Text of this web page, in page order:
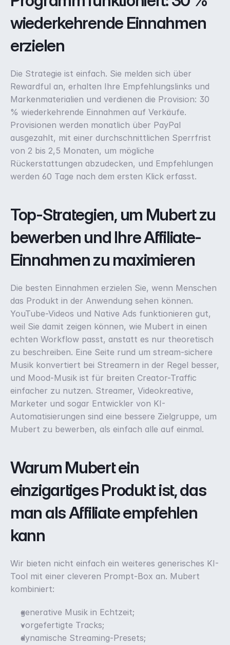
wiederkehrende Einnahmen
erzielen
Die Strategie ist einfach. Sie melden sich über
Rewardful an, erhalten Ihre Empfehlungslinks und
Markenmaterialien und verdienen die Provision: 30
% wiederkehrende Einnahmen auf Verkäufe.
Provisionen werden monatlich über PayPal
ausgezahlt, mit einer durchschnittlichen Sperrfrist
von 2 bis 2,5 Monaten, um mögliche
Rückerstattungen abzudecken, und Empfehlungen
werden 60 Tage nach dem ersten Klick erfasst.
Top-Strategien, um Mubert zu
bewerben und Ihre Affiliate-
Einnahmen zu maximieren
Die besten Einnahmen erzielen Sie, wenn Menschen
das Produkt in der Anwendung sehen können.
YouTube-Videos und Native Ads funktionieren gut,
weil Sie damit zeigen können, wie Mubert in einen
echten Workflow passt, anstatt es nur theoretisch
zu beschreiben. Eine Seite rund um stream-sichere
Musik konvertiert bei Streamern in der Regel besser,
und Mood-Musik ist für breiten Creator-Traffic
einfacher zu nutzen. Streamer, Videokreative,
Marketer und sogar Entwickler von KI-
Automatisierungen sind eine bessere Zielgruppe, um
Mubert zu bewerben, als einfach alle auf einmal.
Warum Mubert ein
einzigartiges Produkt ist, das
man als Affiliate empfehlen
kann
Wir bieten nicht einfach ein weiteres generisches KI-
Tool mit einer cleveren Prompt-Box an. Mubert
kombiniert:
generative Musik in Echtzeit;
vorgefertigte Tracks;
dynamische Streaming-Presets;